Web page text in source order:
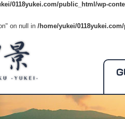
0118yukei.com/public_html/wp-
on null in /home/yukei/